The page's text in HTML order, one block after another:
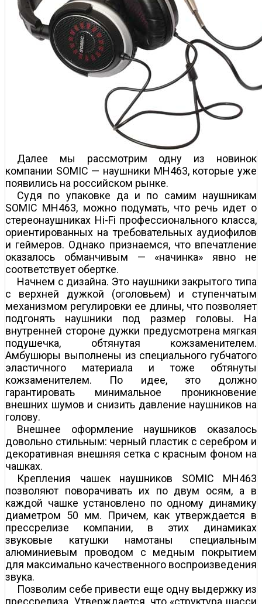
Далее мы рассмотрим одну из новинок
компании SOMIC — наушники MH463, которые уже
появились на российском рынке.
Судя по упаковке да и по самим наушникам
SOMIC MH463, можно подумать, что речь идет о
стереонаушниках Hi-Fi профессионального класса,
ориентированных на требовательных аудиофилов
и геймеров. Однако признаемся, что впечатление
оказалось обманчивым — «начинка» явно не
соответствует обертке.
Начнем с дизайна. Это наушники закрытого типа
с верхней дужкой (оголовьем) и ступенчатым
механизмом регулировки ее длины, что позволяет
подгонять наушники под размер головы. На
внутренней стороне дужки предусмотрена мягкая
подушечка, обтянутая кожзаменителем.
Амбушюры выполнены из специального губчатого
эластичного материала и тоже обтянуты
кожзаменителем. По идее, это должно
гарантировать минимальное проникновение
внешних шумов и снизить давление наушников на
голову.
Внешнее оформление наушников оказалось
довольно стильным: черный пластик с серебром и
декоративная внешняя сетка с красным фоном на
чашках.
Крепления чашек наушников SOMIC MH463
позволяют поворачивать их по двум осям, а в
каждой чашке установлено по одному динамику
диаметром 50 мм. Причем, как утверждается в
пресс­релизе компании, в этих динамиках
звуковые катушки намотаны специальным
алюминиевым проводом с медным покрытием
для максимально качественного воспроизведения
звука.
Позволим себе привести еще одну выдержку из
пресс­релиза. Утверждается, что «структура шасси